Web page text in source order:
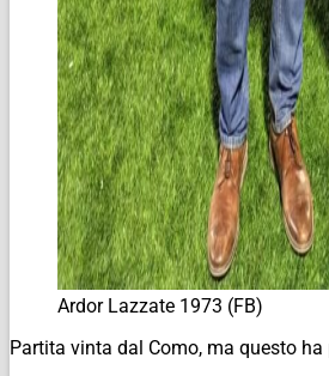
Ardor Lazzate 1973 (FB)
Partita vinta dal Como, ma questo